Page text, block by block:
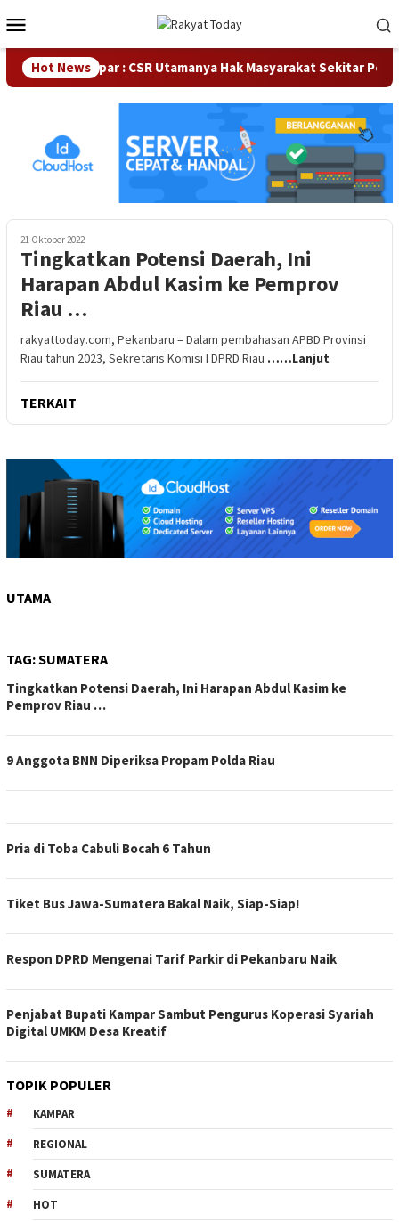
ke
kontenMobile
Hot News
DPRD Kampar : CSR Utamanya Hak Masyarakat Sekitar
21 Oktober 2022
Tingkatkan Potensi Daerah, Ini
Harapan Abdul Kasim ke Pemprov
Riau …
rakyattoday.com, Pekanbaru – Dalam pembahasan APBD Provinsi
Riau tahun 2023, Sekretaris Komisi I DPRD Riau ……Lanjut
TERKAIT
UTAMA
TAG:SUMATERA
Tingkatkan Potensi Daerah, Ini Harapan Abdul Kasim ke
Pemprov Riau …
9 Anggota BNN Diperiksa Propam Polda Riau
Pria di Toba Cabuli Bocah 6 Tahun
Tiket Bus Jawa-Sumatera Bakal Naik, Siap-Siap!
Respon DPRD Mengenai Tarif Parkir di Pekanbaru Naik
Penjabat Bupati Kampar Sambut Pengurus Koperasi Syariah
Digital UMKM Desa Kreatif
TOPIK POPULER
KAMPAR
REGIONAL
SUMATERA
HOT